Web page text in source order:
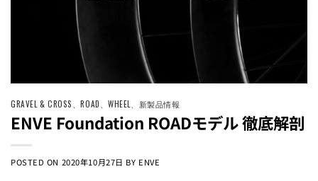
GRAVEL & CROSS、ROAD、WHEEL、 新製品情報
ENVE Foundation ROADモデル 徹底解剖
POSTED ON 2020年10月27日 BY ENVE